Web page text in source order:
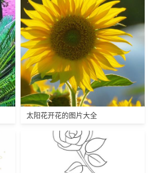
太阳花开花的图片大全